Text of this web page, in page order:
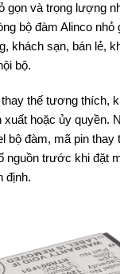
gọn và trọng lượng
bộ đàm Alinco nhỏ
khách sạn, bán lẻ,
bộ.
thế tương thích,
xuất hoặc ủy quyền.
bộ đàm, mã pin thay
nguồn trước khi đặt
định.